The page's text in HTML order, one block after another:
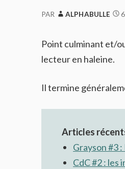
PAR ALPHABULLE
Point culminant et/
lecteur en haleine.
Il termine
Articles
Grayson #3 :
CdC #2 : les